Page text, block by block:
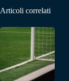
Articoli correlati